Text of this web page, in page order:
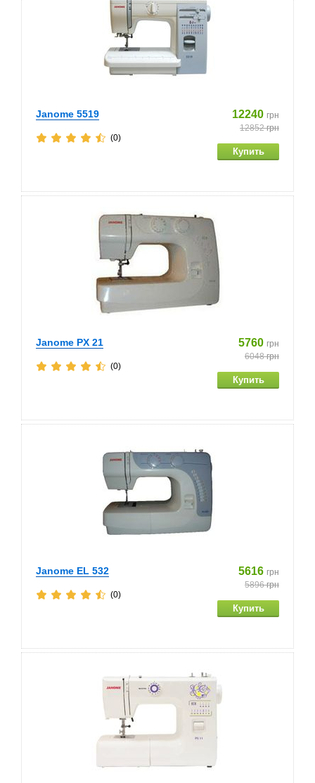
Janome 5519 12240 грн
12852грн
(0)
Janome PX 21 5760 грн
6048грн
(0)
Janome EL 532 5616 грн
5896грн
(0)